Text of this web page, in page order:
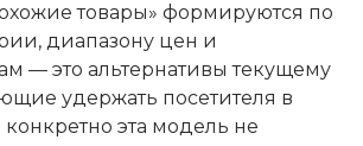
товары» формируются по
диапазону цен и
— это альтернативы текущему
удержать посетителя в
конкретно эта модель не